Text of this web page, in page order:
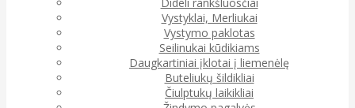
Vystyklai, Merliukai
Vystymo paklotas
Seilinukai kūdikiams
Daugkartiniai įklotai į liemenėlę
Buteliukų šildikliai
Čiulptukų laikikliai